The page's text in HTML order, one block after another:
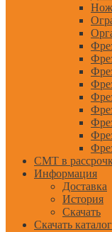
CMT в
Информация
Доставка
История
Скачать
Скачать каталог